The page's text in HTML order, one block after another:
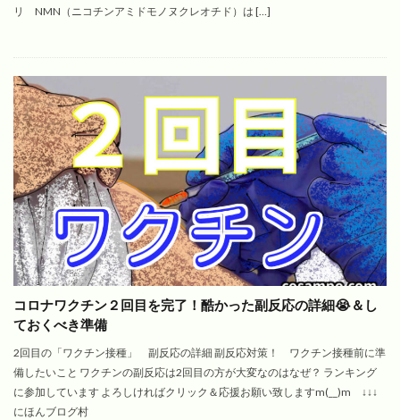
リ NMN（ニコチンアミドモノヌクレオチド）は […]
コロナワクチン２回目を完了！酷かった副反応の詳細😭＆し
ておくべき準備
2回目の「ワクチン接種」 副反応の詳細 副反応対策！ ワクチン接種前に準
備したいこと ワクチンの副反応は2回目の方が大変なのはなぜ？ ランキング
に参加しています よろしければクリック＆応援お願い致しますm(__)m ↓↓↓
にほんブログ村